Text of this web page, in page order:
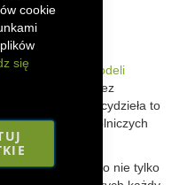
cookie
się
DO
LISTY
metalowych
modeli
stworzonych przez
. Te miniaturowe arcydzieła to
i miłości do rolniczych
od
to nie tylko